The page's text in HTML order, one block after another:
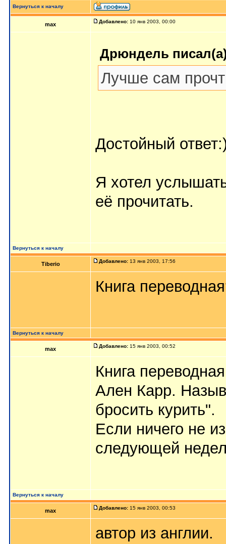
Вернуться к началу
max Добавлено: 10 янв 2003, 00:00
Дрюндель
Лучше сам
Достойный
Я хотел
её прочитать.
Вернуться к началу
Tiberio Добавлено: 13 янв 2003, 17:56
Книга
Вернуться к началу
max Добавлено: 15 янв 2003, 00:52
Книга
Ален Карр.
бросить курить".
Если ничего не
следующей
Вернуться к началу
max Добавлено: 15 янв 2003, 00:53
автор из англии.